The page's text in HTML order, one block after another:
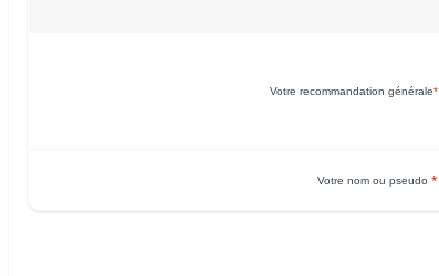
Votre recommandation générale*
Votre nom ou pseudo *